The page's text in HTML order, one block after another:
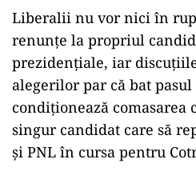
Liberalii nu vor nici în
renunțe la propriul
prezidențiale, iar
alegerilor par că bat pasul
condiționează comasarea
singur candidat care să
și PNL în cursa pentru